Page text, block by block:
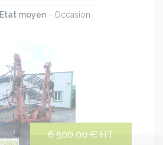
Etat moyen - Occasion
6 500,00 € HT